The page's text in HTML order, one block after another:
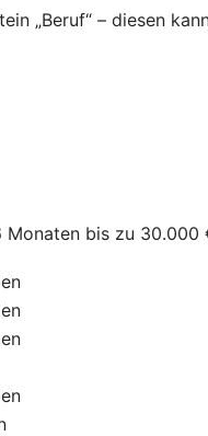
„Beruf“ – diesen
bis zu 30.000